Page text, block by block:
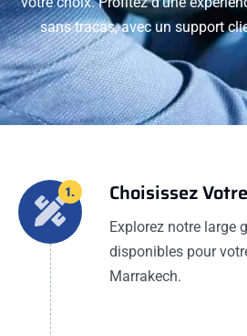
sans tracas, avec un support
1. Choisissez
Explorez notre large
disponibles pour
Marrakech.